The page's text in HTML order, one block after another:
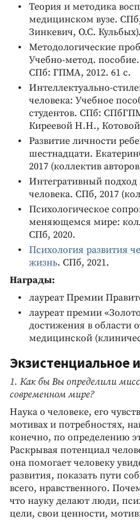
Теория и методика
медицинском вузе.
Зинкевич, О.С. Кульбых).
Методологические
Учебно-метод.
СПб: ГПМА, 2012. 61 с.
Интеллектуально-
человека: Учебное
студентов. СПб:
Киреевой Н.Н.,
Развитие личности
шестнадцати.
2017 (коллектив
Интегративный
человека. СПб, 2017
Психологическое
меняющемся мире:
СПб, 2020.
Психология развития
жизнь. СПб, 2021.
Награды:
лауреат Премии
лауреат премии
достижения в области
медицинской
Экзистенциальное
1. Как бы Вы определили
современном мире?
Наука о человеке, его
мотивах и потребностях,
конечно, по определению
Раскрывая потенциал
она помогает человеку
развития, показать пути
всего, нравственного.
что науку делают люди,
цели, свои ценности,